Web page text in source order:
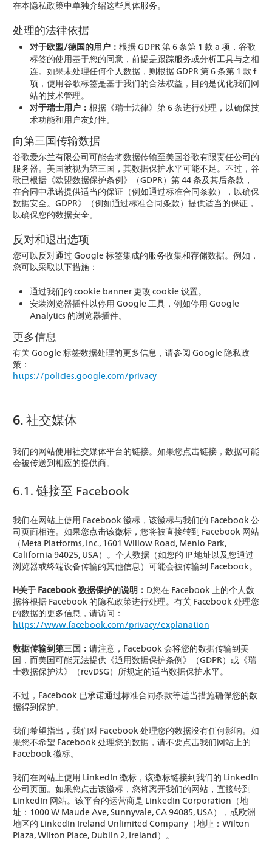
在本隐私政策中单独介绍这些具体服务。
处理的法律依据
对于欧盟/德国的用户： 根据 GDPR 第 6 条第 1 款 a 项，谷歌
标签的使用基于您的同意，前提是跟踪服务或分析工具与之相
连。如果未处理任何个人数据，则根据 GDPR 第 6 条第 1 款 f
项，使用谷歌标签是基于我们的合法权益，目的是优化我们网
站的技术管理。
对于瑞士用户： 根据《瑞士法律》第 6 条进行处理，以确保技
术功能和用户友好性。
向第三国传输数据
谷歌爱尔兰有限公司可能会将数据传输至美国谷歌有限责任公司的
服务器。美国被视为第三国，其数据保护水平可能不足。不过，谷
歌已根据《欧盟数据保护条例》（GDPR）第 44 条及其后条款，
在合同中承诺提供适当的保证（例如通过标准合同条款），以确保
数据安全。GDPR》（例如通过标准合同条款）提供适当的保证，
以确保您的数据安全。
反对和退出选项
您可以反对通过 Google 标签集成的服务收集和存储数据。例如，
您可以采取以下措施：
通过我们的 cookie banner 更改 cookie 设置。
安装浏览器插件以停用 Google 工具，例如停用 Google
Analytics 的浏览器插件。
更多信息
有关 Google 标签数据处理的更多信息，请参阅 Google 隐私政
策：
https://policies.google.com/privacy
6. 社交媒体
我们的网站使用社交媒体平台的链接。如果您点击链接，数据可能
会被传送到相应的提供商。
6.1. 链接至 Facebook
我们在网站上使用 Facebook 徽标，该徽标与我们的 Facebook 公
司页面相连。如果您点击该徽标，您将被直接转到 Facebook 网站
（Meta Platforms, Inc., 1601 Willow Road, Menlo Park,
California 94025, USA）。个人数据（如您的 IP 地址以及您通过
浏览器或终端设备传输的其他信息）可能会被传输到 Facebook。
H关于 Facebook 数据保护的说明： D您在 Facebook 上的个人数
据将根据 Facebook 的隐私政策进行处理。有关 Facebook 处理您
的数据的更多信息，请访问：
https://www.facebook.com/privacy/explanation
数据传输到第三国： 请注意，Facebook 会将您的数据传输到美
国，而美国可能无法提供《通用数据保护条例》（GDPR）或《瑞
士数据保护法》（revDSG）所规定的适当数据保护水平。
不过，Facebook 已承诺通过标准合同条款等适当措施确保您的数
据得到保护。
我们希望指出，我们对 Facebook 处理您的数据没有任何影响。如
果您不希望 Facebook 处理您的数据，请不要点击我们网站上的
Facebook 徽标。
我们在网站上使用 LinkedIn 徽标，该徽标链接到我们的 LinkedIn
公司页面。如果您点击该徽标，您将离开我们的网站，直接转到
LinkedIn 网站。该平台的运营商是 LinkedIn Corporation（地
址：1000 W Maude Ave, Sunnyvale, CA 94085, USA），或欧洲
地区的 LinkedIn Ireland Unlimited Company（地址：Wilton
Plaza, Wilton Place, Dublin 2, Ireland）。